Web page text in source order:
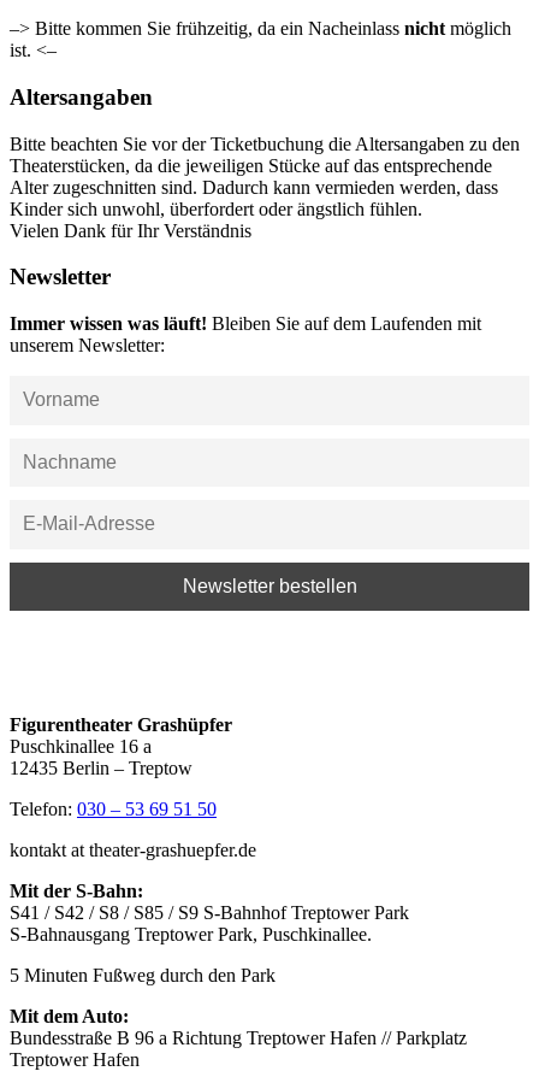
–> Bitte kommen Sie frühzeitig, da ein Nacheinlass nicht möglich
ist. <–
Altersangaben
Bitte beachten Sie vor der Ticketbuchung die Altersangaben zu den
Theaterstücken, da die jeweiligen Stücke auf das entsprechende
Alter zugeschnitten sind. Dadurch kann vermieden werden, dass
Kinder sich unwohl, überfordert oder ängstlich fühlen.
Vielen Dank für Ihr Verständnis
Newsletter
Immer wissen was läuft! Bleiben Sie auf dem Laufenden mit
unserem Newsletter:
Figurentheater Grashüpfer
Puschkinallee 16 a
12435 Berlin – Treptow
Telefon: 030 – 53 69 51 50
kontakt at theater-grashuepfer.de
Mit der S-Bahn:
S41 / S42 / S8 / S85 / S9 S-Bahnhof Treptower Park
S-Bahnausgang Treptower Park, Puschkinallee.
5 Minuten Fußweg durch den Park
Mit dem Auto:
Bundesstraße B 96 a Richtung Treptower Hafen // Parkplatz
Treptower Hafen